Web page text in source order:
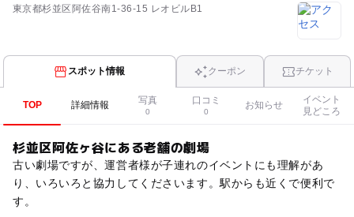
東京都杉並区阿佐谷南1-36-15 レオビルB1
スポット情報 クーポン チケット
TOP 詳細情報 写真
0
口コミ
0
お知らせ
イベント
見どころ
杉並区阿佐ヶ谷にある老舗の劇場
古い劇場ですが、運営者様が子連れのイベントにも理解があ
り、いろいろと協力してくださいます。駅からも近くで便利で
す。